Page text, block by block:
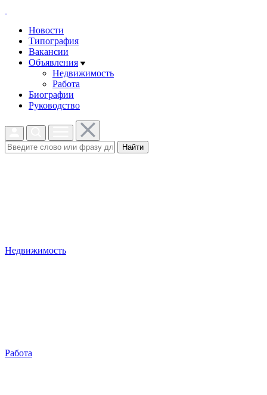
Новости
Типография
Вакансии
Объявления
Недвижимость
Работа
Биографии
Руководство
Найти
Недвижимость
Работа